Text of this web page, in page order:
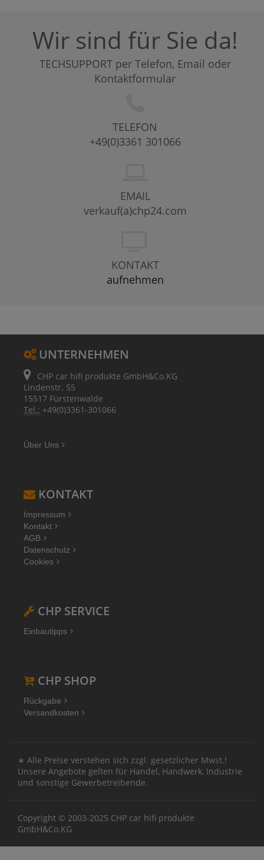
Wir sind für Sie da!
TECHSUPPORT per Telefon, Email oder
Kontaktformular
TELEFON
+49(0)3361 301066
EMAIL
verkauf(a)chp24.com
KONTAKT
aufnehmen
UNTERNEHMEN
CHP car hifi produkte GmbH&Co.KG
Lindenstr. 55
15517 Fürstenwalde
Tel.: +49(0)3361-301066
Über Uns
KONTAKT
Impressum
Kontakt
AGB
Datenschutz
Cookies
CHP SERVICE
Einbautipps
CHP SHOP
Rückgabe
Versandkosten
∗ Alle Preise verstehen sich zzgl. gesetzlicher Mwst.!
Unsere Angebote gelten für Handel, Handwerk, Industrie
und sonstige Gewerbetreibende.
Copyright © 2003-2025 CHP car hifi produkte
GmbH&Co.KG